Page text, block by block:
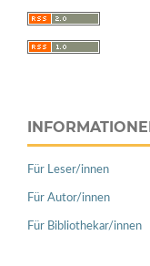
Für Leser/innen
Für Autor/innen
Für Bibliothekar/innen